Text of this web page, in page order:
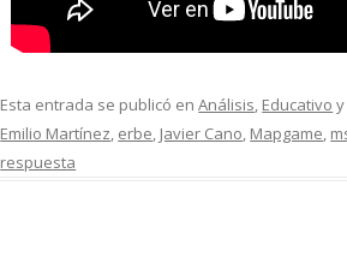
Esta entrada se publicó enAnálisis, Educativo
Emilio Martínez, erbe, Javier Cano, Mapgame,
respuesta